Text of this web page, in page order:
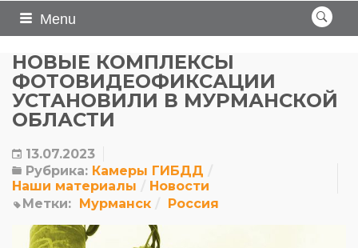
Menu
НОВЫЕ КОМПЛЕКСЫ
ФОТОВИДЕОФИКСАЦИИ
УСТАНОВИЛИ В МУРМАНСКОЙ
ОБЛАСТИ
13.07.2023
Рубрика: Камеры ГИБДД
Наши материалы
Новости
Метки: Мурманск Россия